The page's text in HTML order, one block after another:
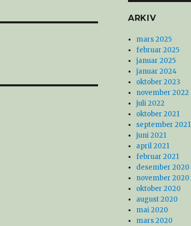
ARKIV
mars 2025
februar 2025
januar 2025
januar 2024
oktober 2023
november 2022
juli 2022
oktober 2021
september 2021
juni 2021
april 2021
februar 2021
desember 2020
november 2020
oktober 2020
august 2020
mai 2020
mars 2020